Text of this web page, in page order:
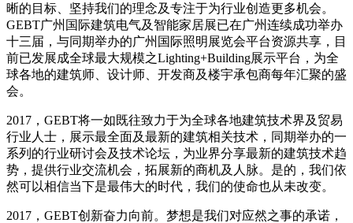
晰的目标、坚持我们的理念及专注于为行业创造更多机会。
GEBT广州国际建筑电气及智能家居展已在广州连续成功举办
十三届，与同期举办的广州国际照明展览会平台资源共享，目
前已发展成全球最大规模之Lighting+Building展示平台，为全
球各地的建筑师、设计师、开发商及楼宇承包商每年汇聚的盛
会。
2017，GEBT将一如既往致力于为全球各地建筑技术界及贸易
行业人士，展示最全面及最新的建筑相关技术，同期举办的一
系列的行业研讨会及技术论坛，为业界分享最新的建筑技术趋
势，提供行业交流机会，拓展新的商机及人脉。是的，我们依
然可以相信当下是最伟大的时代，我们的使命也从未改变。
2017，GEBT创新奋力向前。梦想是我们对应然之事的承诺，